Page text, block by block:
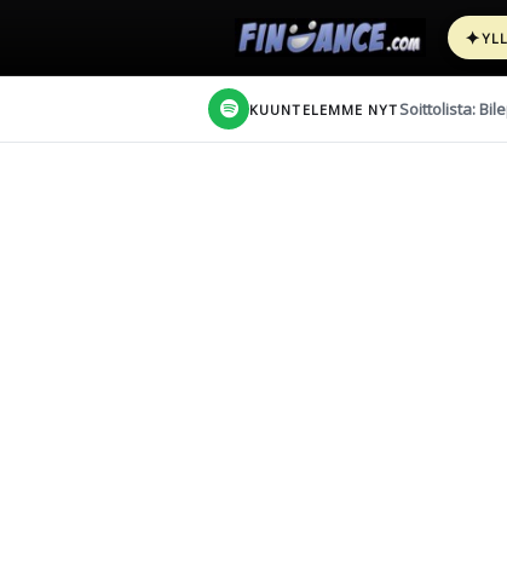
✦
KUUNTELEMME NYT Soittolista: